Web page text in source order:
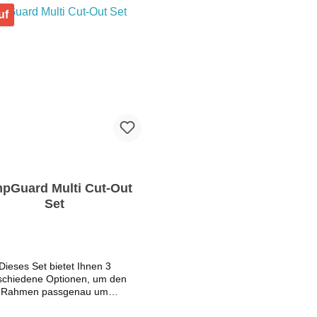
die Steifigkeit verringert
empfehlen, je nach Bedarf
mehrere Querstreben zu
Multi Cut-Out
Set
Dieses Set bietet Ihnen 3
Optionen, um den
Rahmen passgenau um